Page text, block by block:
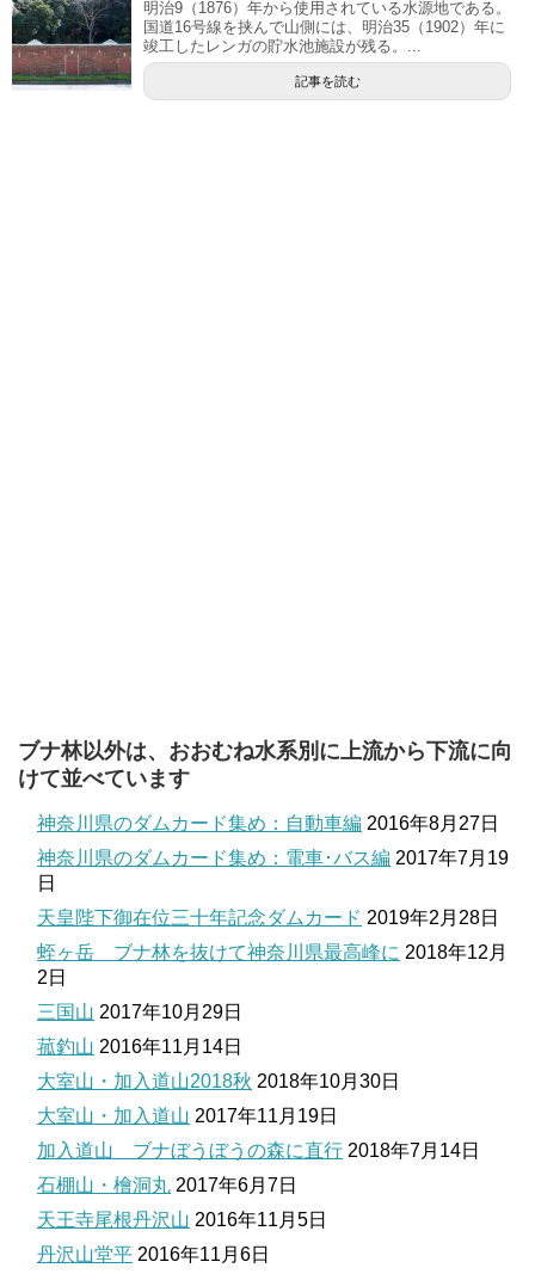
明治9（1876）年から使用されている水源地である。
国道16号線を挟んで山側には、明治35（1902）年に
竣工したレンガの貯水池施設が残る。...
記事を読む
ブナ林以外は、おおむね水系別に上流から下流に向
けて並べています
神奈川県のダムカード集め：自動車編 2016年8月27日
神奈川県のダムカード集め：電車･バス編 2017年7月19
日
天皇陛下御在位三十年記念ダムカード 2019年2月28日
蛭ヶ岳 ブナ林を抜けて神奈川県最高峰に 2018年12月
2日
三国山 2017年10月29日
菰釣山 2016年11月14日
大室山・加入道山2018秋 2018年10月30日
大室山・加入道山 2017年11月19日
加入道山 ブナぼうぼうの森に直行 2018年7月14日
石棚山・檜洞丸 2017年6月7日
天王寺尾根丹沢山 2016年11月5日
丹沢山堂平 2016年11月6日